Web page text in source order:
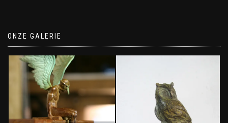
ONZE GALERIE